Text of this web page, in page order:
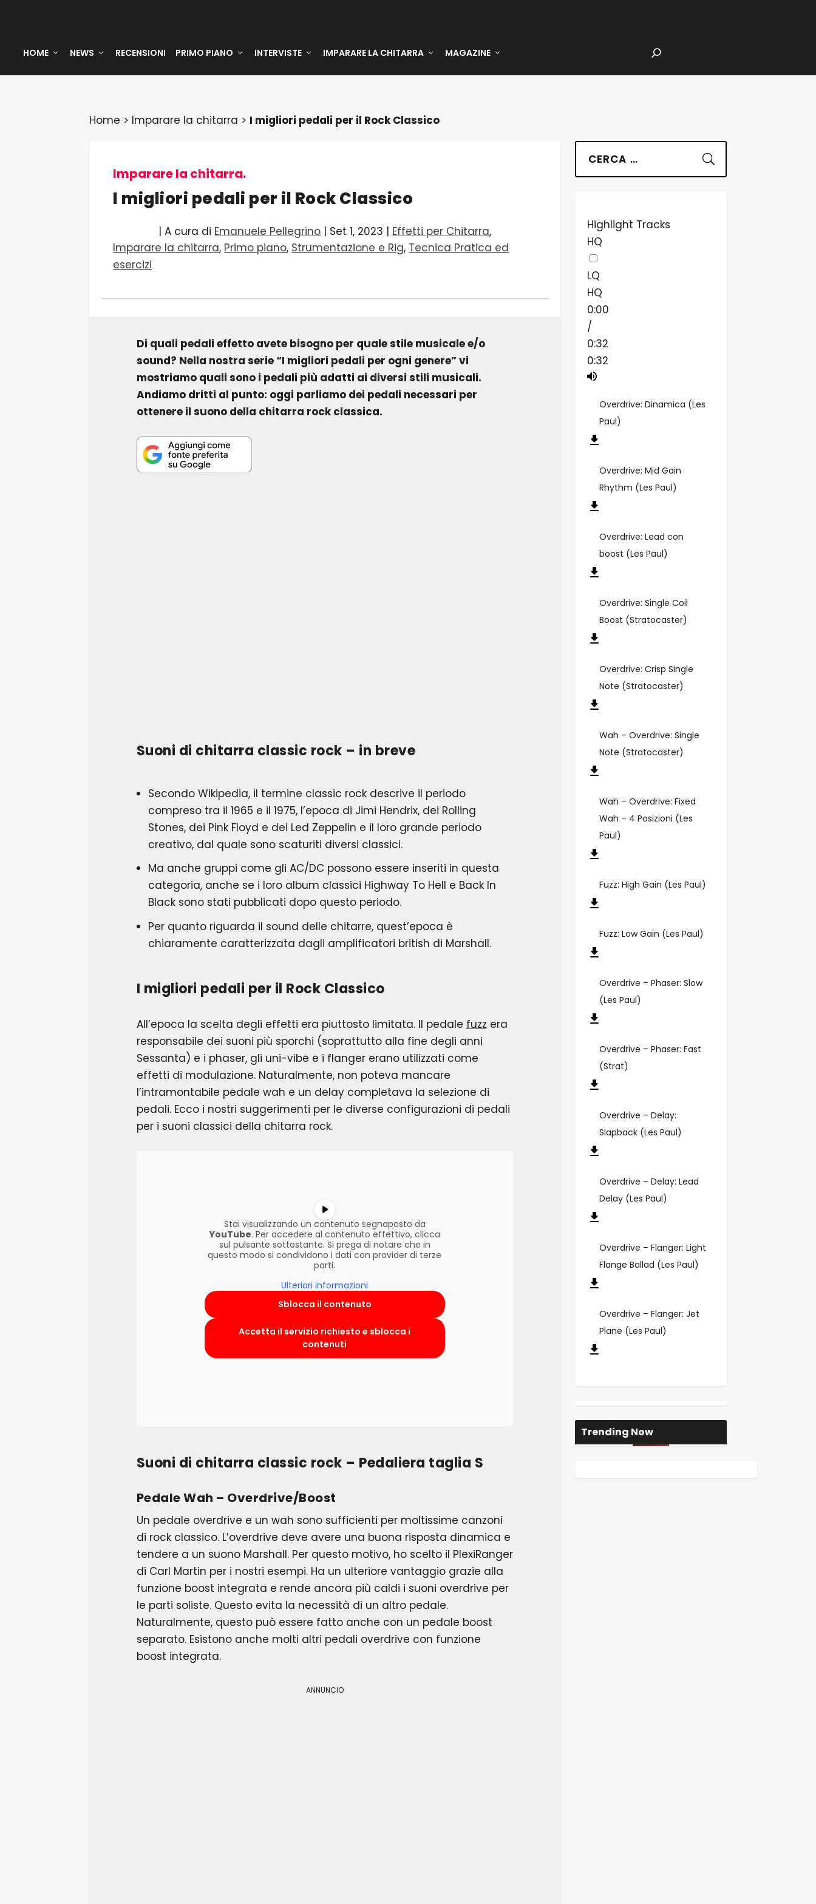
HOME NEWS RECENSIONI PRIMO PIANO INTERVISTE IMPARARE LA CHITARRA MAGAZINE
Home > Imparare la chitarra > I migliori pedali per il Rock Classico
Imparare la chitarra.
I migliori pedali per il Rock Classico
| A cura di Emanuele Pellegrino | Set 1, 2023 | Effetti per Chitarra,
Imparare la chitarra, Primo piano, Strumentazione e Rig, Tecnica Pratica ed
esercizi
Di quali pedali effetto avete bisogno per quale stile musicale e/o
sound? Nella nostra serie “I migliori pedali per ogni genere” vi
mostriamo quali sono i pedali più adatti ai diversi stili musicali.
Andiamo dritti al punto: oggi parliamo dei pedali necessari per
ottenere il suono della chitarra rock classica.
Suoni di chitarra classic rock – in breve
Secondo Wikipedia, il termine classic rock descrive il periodo
compreso tra il 1965 e il 1975, l’epoca di Jimi Hendrix, dei Rolling
Stones, dei Pink Floyd e dei Led Zeppelin e il loro grande periodo
creativo, dal quale sono scaturiti diversi classici.
Ma anche gruppi come gli AC/DC possono essere inseriti in questa
categoria, anche se i loro album classici Highway To Hell e Back In
Black sono stati pubblicati dopo questo periodo.
Per quanto riguarda il sound delle chitarre, quest’epoca è
chiaramente caratterizzata dagli amplificatori british di Marshall.
I migliori pedali per il Rock Classico
All’epoca la scelta degli effetti era piuttosto limitata. Il pedale fuzz era
responsabile dei suoni più sporchi (soprattutto alla fine degli anni
Sessanta) e i phaser, gli uni-vibe e i flanger erano utilizzati come
effetti di modulazione. Naturalmente, non poteva mancare
l’intramontabile pedale wah e un delay completava la selezione di
pedali. Ecco i nostri suggerimenti per le diverse configurazioni di pedali
per i suoni classici della chitarra rock.
Stai visualizzando un contenuto segnaposto da
YouTube. Per accedere al contenuto effettivo, clicca
sul pulsante sottostante. Si prega di notare che in
questo modo si condividono i dati con provider di terze
parti.
Ulteriori informazioni
Sblocca il contenuto
Accetta il servizio richiesto e sblocca i
contenuti
Suoni di chitarra classic rock – Pedaliera taglia S
Pedale Wah – Overdrive/Boost
Un pedale overdrive e un wah sono sufficienti per moltissime canzoni
di rock classico. L’overdrive deve avere una buona risposta dinamica e
tendere a un suono Marshall. Per questo motivo, ho scelto il PlexiRanger
di Carl Martin per i nostri esempi. Ha un ulteriore vantaggio grazie alla
funzione boost integrata e rende ancora più caldi i suoni overdrive per
le parti soliste. Questo evita la necessità di un altro pedale.
Naturalmente, questo può essere fatto anche con un pedale boost
separato. Esistono anche molti altri pedali overdrive con funzione
boost integrata.
ANNUNCIO
Suchen
Highlight Tracks
HQ
LQ
HQ
0:00
/
0:32
0:32
Overdrive: Dinamica (Les
Paul)
Overdrive: Mid Gain
Rhythm (Les Paul)
Overdrive: Lead con
boost (Les Paul)
Overdrive: Single Coil
Boost (Stratocaster)
Overdrive: Crisp Single
Note (Stratocaster)
Wah – Overdrive: Single
Note (Stratocaster)
Wah – Overdrive: Fixed
Wah – 4 Posizioni (Les
Paul)
Fuzz: High Gain (Les Paul)
Fuzz: Low Gain (Les Paul)
Overdrive – Phaser: Slow
(Les Paul)
Overdrive – Phaser: Fast
(Strat)
Overdrive – Delay:
Slapback (Les Paul)
Overdrive – Delay: Lead
Delay (Les Paul)
Overdrive – Flanger: Light
Flange Ballad (Les Paul)
Overdrive – Flanger: Jet
Plane (Les Paul)
Trending Now